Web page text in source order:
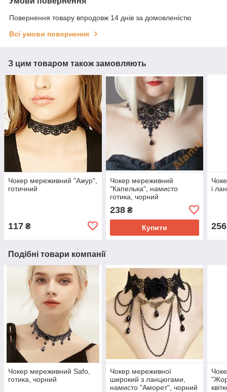
Повернення товару впродовж 14 днів за домовленістю
Всі умови повернення
З цим товаром також замовляють
Чокер мереживний "Ажур",
готичний
117 ₴
Чокер мереживний
"Капелька", намисто
готика, чорний
238₴
Купити
і
256
Подібні товари компанії
Чокер мереживний Safo,
готика, чорний
Чокер мереживної
широкий з ланцюгами,
намисто "Аморет", чорний